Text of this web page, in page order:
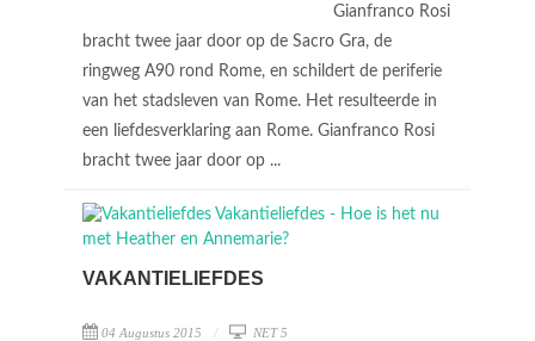
Gianfranco Rosi
bracht twee jaar door op de Sacro Gra, de
ringweg A90 rond Rome, en schildert de periferie
van het stadsleven van Rome. Het resulteerde in
een liefdesverklaring aan Rome. Gianfranco Rosi
bracht twee jaar door op ...
VAKANTIELIEFDES
04 Augustus 2015 NET 5